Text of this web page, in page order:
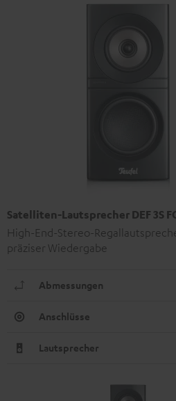
Satelliten-Lautsprecher DEF 3S
High-End-Stereo-
präziser Wiedergabe
Abmessungen
Anschlüsse
Lautsprecher